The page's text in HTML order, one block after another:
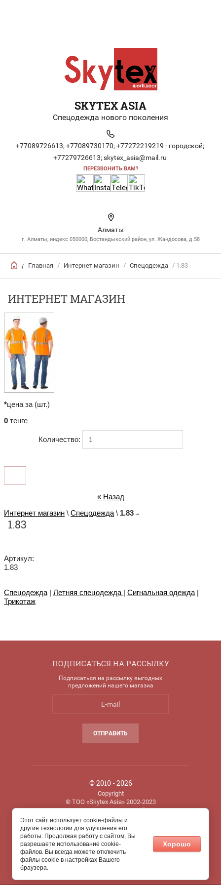
SKYTEX ASIA
Спецодежда нового поколения
+77089726613; +77089730170; +77272219219 - городской;
+77279726613; skytex_asia@mail.ru
ПЕРЕЗВОНИТЬ ВАМ?
Алматы
г. Алматы, индекс 050000, Бостандыкский район, ул. Жандосова, д.58
/ Главная / Интернет магазин / Спецодежда / 1.83
ИНТЕРНЕТ МАГАЗИН
*цена за (шт.)
0 тенге
Количество:
« Назад
Интернет магазин \ Спецодежда \ 1.83
1.83
Артикул:
1.83
Спецодежда| Летняя спецодежда Сигнальная одежда|
Трикотаж
ПОДПИСАТЬСЯ НА РАССЫЛКУ
Подписаться на рассылку выгодных
предложений нашего магазиа
ОТПРАВИТЬ
© 2010 - 2026
Copyright
© ТОО «Skytex Asia» 2002-2023
Авторские права на содержимое сайта защищены
Создание сайтов в Казахстане megagroup.kz
Этот сайт использует cookie-файлы и
другие технологии для улучшения его
работы. Продолжая работу с сайтом, Вы
разрешаете использование cookie-
файлов. Вы всегда можете отключить
файлы cookie в настройках Вашего
браузера.
Хорошо